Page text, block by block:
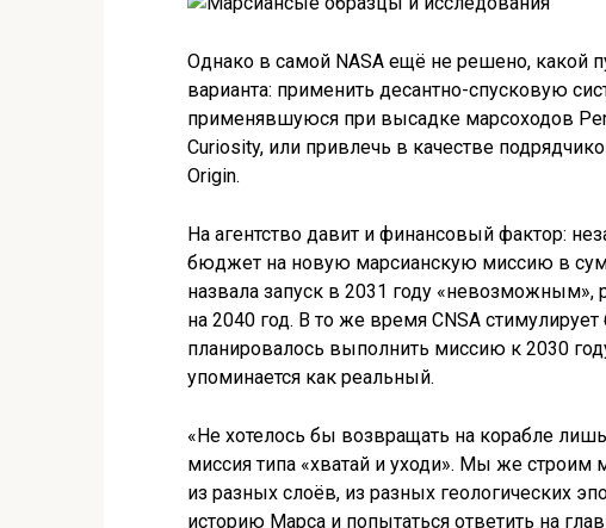
Однако в самой NASA ещё не решено, какой
варианта: применить десантно-спусковую
применявшуюся при высадке марсоходов
Curiosity, или привлечь в качестве
Origin.
На агентство давит и финансовый фактор:
бюджет на новую марсианскую миссию в
назвала запуск в 2031 году
на 2040 год. В то же время CNSA
планировалось выполнить миссию к 2030
упоминается как реальный.
«Не хотелось бы возвращать на корабле
миссия типа «хватай и уходи». Мы же
из разных слоёв, из разных геологических
историю Марса и попытаться ответить на